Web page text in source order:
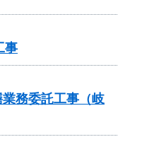
事
務委託工事（岐